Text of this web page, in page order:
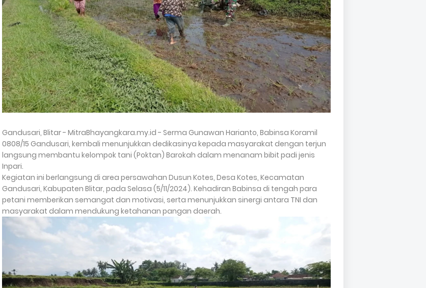
Gandusari, Blitar - MitraBhayangkara.my.id - Serma Gunawan Harianto, Babinsa Koramil
0808/15 Gandusari, kembali menunjukkan dedikasinya kepada masyarakat dengan terjun
langsung membantu kelompok tani (Poktan) Barokah dalam menanam bibit padi jenis
Inpari.
Kegiatan ini berlangsung di area persawahan Dusun Kotes, Desa Kotes, Kecamatan
Gandusari, Kabupaten Blitar, pada Selasa (5/11/2024). Kehadiran Babinsa di tengah para
petani memberikan semangat dan motivasi, serta menunjukkan sinergi antara TNI dan
masyarakat dalam mendukung ketahanan pangan daerah.